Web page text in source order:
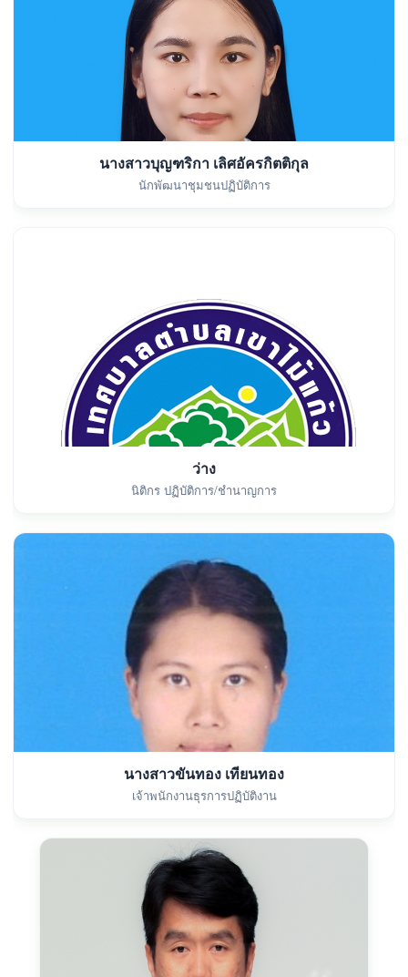
นางสาวบุญฑริกา เลิศอัครกิตติกุล
นักพัฒนาชุมชนปฏิบัติการ
ว่าง
นิติกร ปฏิบัติการ/ชำนาญการ
นางสาวขันทอง เทียนทอง
เจ้าพนักงานธุรการปฏิบัติงาน